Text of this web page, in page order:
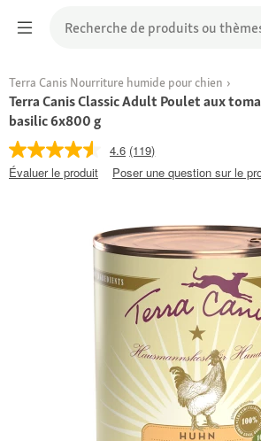
Terra Canis Nourriture humide pour chien
Terra Canis Classic Adult Poulet aux
basilic 6x800 g
4.6 (119)
Évaluer le produit
Poser une question sur le